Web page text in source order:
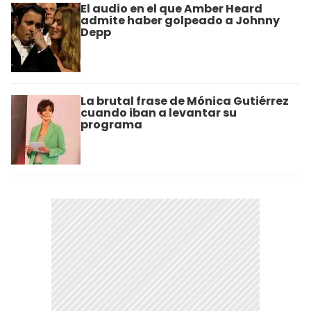
El audio en el que Amber Heard
admite haber golpeado a Johnny
Depp
La brutal frase de Mónica Gutiérrez
cuando iban a levantar su
programa